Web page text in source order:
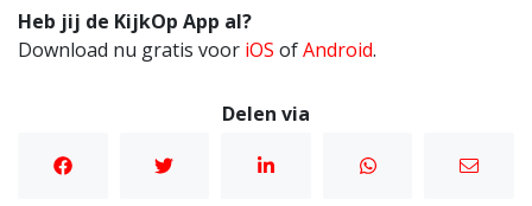
Heb jij de KijkOp App al?
Download nu gratis voor iOS ofAndroid.
Delen via